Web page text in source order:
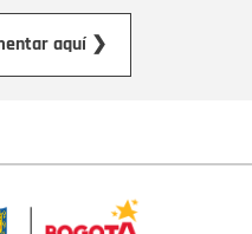
aquí ❯